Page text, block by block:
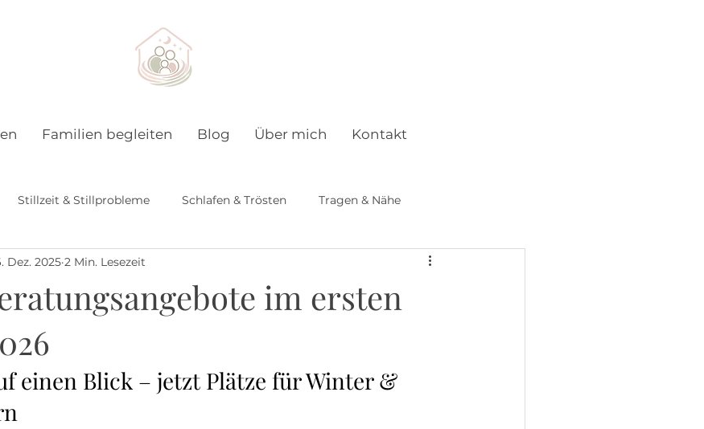
Familien begleiten Blog Über mich Kontakt
Stillzeit & Stillprobleme Schlafen & Trösten Tragen & Nähe
& Elternsein Natürlich pflegen & begleiten
im ersten
Dez. 2025 2 Min. Lesezeit
einen Blick – jetzt Plätze für Winter &